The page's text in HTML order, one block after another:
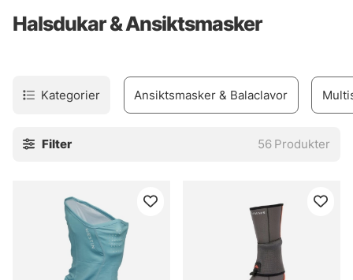
Halsdukar & Ansiktsmasker
Kategorier Ansiktsmasker & Balaclavor
Filter 56 Produkter